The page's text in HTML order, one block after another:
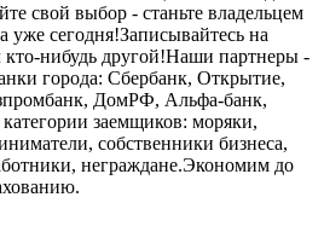
свой выбор - станьте владельцем
уже сегодня!Записывайтесь на
кто-нибудь другой!Наши партнеры -
города: Сбербанк, Открытие,
ДомРФ, Альфа-банк,
заемщиков: моряки,
собственники бизнеса,
неграждане.Экономим до